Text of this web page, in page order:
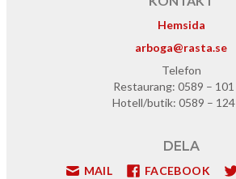
Hemsida
arboga@rasta.se
Tele­fon
Restau­rang: 0589 – 101
Hotell/​butik: 0589 – 124
DELA
MAIL FACEBOOK